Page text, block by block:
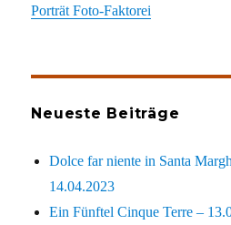
Porträt Foto-Faktorei
Neueste Beiträge
Dolce far niente in Santa
14.04.2023
Ein Fünftel Cinque Terre –